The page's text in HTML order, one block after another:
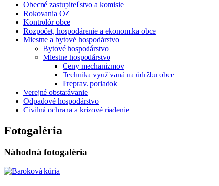
Obecné zastupiteľstvo a komisie
Rokovania OZ
Kontrolór obce
Rozpočet, hospodárenie a ekonomika obce
Miestne a bytové hospodárstvo
Bytové hospodárstvo
Miestne hospodárstvo
Ceny mechanizmov
Technika využívaná na údržbu obce
Preprav. poriadok
Verejné obstarávanie
Odpadové hospodárstvo
Civilná ochrana a krízové riadenie
Fotogaléria
Náhodná fotogaléria